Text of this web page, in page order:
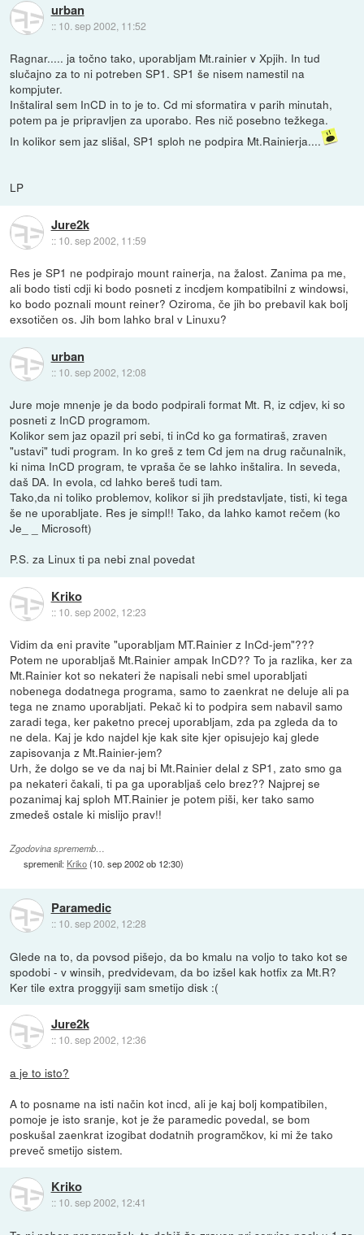
urban
:: 10. sep 2002, 11:52
Ragnar..... ja točno tako, uporabljam Mt.rainier v Xpjih. In tud
slučajno za to ni potreben SP1. SP1 še nisem namestil na
kompjuter.
Inštaliral sem InCD in to je to. Cd mi sformatira v parih minutah,
potem pa je pripravljen za uporabo. Res nič posebno težkega.
In kolikor sem jaz slišal, SP1 sploh ne podpira Mt.Rainierja....
LP
Jure2k
:: 10. sep 2002, 11:59
Res je SP1 ne podpirajo mount rainerja, na žalost. Zanima pa me,
ali bodo tisti cdji ki bodo posneti z incdjem kompatibilni z windowsi,
ko bodo poznali mount reiner? Oziroma, če jih bo prebavil kak bolj
exsotičen os. Jih bom lahko bral v Linuxu?
urban
:: 10. sep 2002, 12:08
Jure moje mnenje je da bodo podpirali format Mt. R, iz cdjev, ki so
posneti z InCD programom.
Kolikor sem jaz opazil pri sebi, ti inCd ko ga formatiraš, zraven
"ustavi" tudi program. In ko greš z tem Cd jem na drug računalnik,
ki nima InCD program, te vpraša če se lahko inštalira. In seveda,
daš DA. In evola, cd lahko bereš tudi tam.
Tako,da ni toliko problemov, kolikor si jih predstavljate, tisti, ki tega
še ne uporabljate. Res je simpl!! Tako, da lahko kamot rečem (ko
Je_ _ Microsoft)
P.S. za Linux ti pa nebi znal povedat
Kriko
:: 10. sep 2002, 12:23
Vidim da eni pravite "uporabljam MT.Rainier z InCd-jem"???
Potem ne uporabljaš Mt.Rainier ampak InCD?? To ja razlika, ker za
Mt.Rainier kot so nekateri že napisali nebi smel uporabljati
nobenega dodatnega programa, samo to zaenkrat ne deluje ali pa
tega ne znamo uporabljati. Pekač ki to podpira sem nabavil samo
zaradi tega, ker paketno precej uporabljam, zda pa zgleda da to
ne dela. Kaj je kdo najdel kje kak site kjer opisujejo kaj glede
zapisovanja z Mt.Rainier-jem?
Urh, že dolgo se ve da naj bi Mt.Rainier delal z SP1, zato smo ga
pa nekateri čakali, ti pa ga uporabljaš celo brez?? Najprej se
pozanimaj kaj sploh MT.Rainier je potem piši, ker tako samo
zmedeš ostale ki mislijo prav!!
Zgodovina sprememb…
spremenil: Kriko(10. sep 2002 ob 12:30)
Paramedic
:: 10. sep 2002, 12:28
Glede na to, da povsod pišejo, da bo kmalu na voljo to tako kot se
spodobi - v winsih, predvidevam, da bo izšel kak hotfix za Mt.R?
Ker tile extra proggyiji sam smetijo disk :(
Jure2k
:: 10. sep 2002, 12:36
a je to isto?
A to posname na isti način kot incd, ali je kaj bolj kompatibilen,
pomoje je isto sranje, kot je že paramedic povedal, se bom
poskušal zaenkrat izogibat dodatnih programčkov, ki mi že tako
preveč smetijo sistem.
Kriko
:: 10. sep 2002, 12:41